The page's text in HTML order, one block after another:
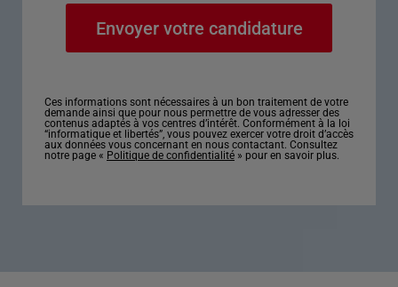
Ces informations sont nécessaires à un bon traitement de votre
demande ainsi que pour nous permettre de vous adresser des
contenus adaptés à vos centres d’intérêt. Conformément à la loi
“informatique et libertés”, vous pouvez exercer votre droit d’accès
aux données vous concernant en nous contactant. Consultez
notre page « Politique de confidentialité » pour en savoir plus.